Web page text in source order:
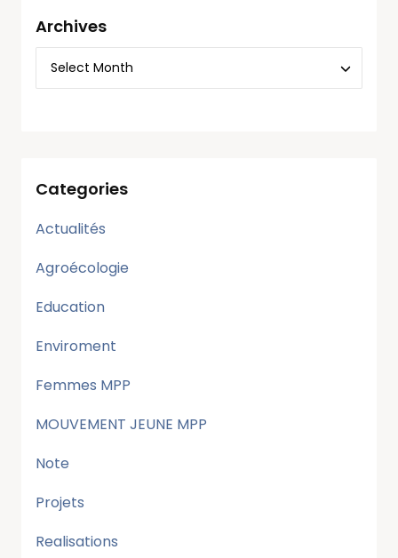
Archives
Categories
Actualités
Agroécologie
Education
Enviroment
Femmes MPP
MOUVEMENT JEUNE MPP
Note
Projets
Realisations